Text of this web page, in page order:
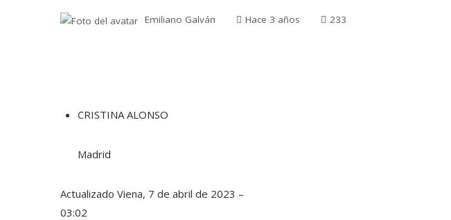
Emiliano Galván Hace 3 años 233
CRISTINA ALONSO
Madrid
Actualizado Viena, 7 de abril de 2023 –
03:02